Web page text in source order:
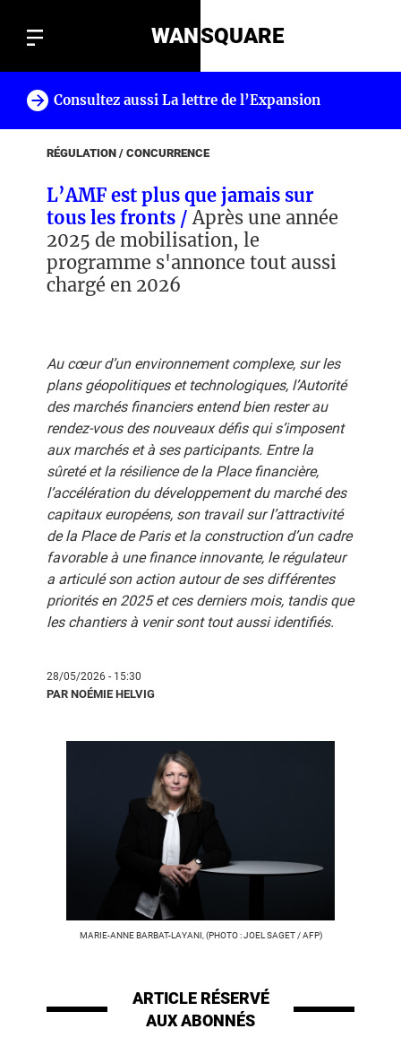
WANSQUARE
Consultez aussi La lettre de l’Expansion
RÉGULATION / CONCURRENCE
L’AMF est plus que jamais sur
tous les fronts /Après une année
2025 de mobilisation, le
programme s'annonce tout aussi
chargé en 2026
Au cœur d’un environnement complexe, sur les
plans géopolitiques et technologiques, l’Autorité
des marchés financiers entend bien rester au
rendez-vous des nouveaux défis qui s’imposent
aux marchés et à ses participants. Entre la
sûreté et la résilience de la Place financière,
l’accélération du développement du marché des
capitaux européens, son travail sur l’attractivité
de la Place de Paris et la construction d’un cadre
favorable à une finance innovante, le régulateur
a articulé son action autour de ses différentes
priorités en 2025 et ces derniers mois, tandis que
les chantiers à venir sont tout aussi identifiés.
28/05/2026 - 15:30
PAR NOÉMIE HELVIG
MARIE-ANNE BARBAT-LAYANI, (PHOTO : JOEL SAGET / AFP)
ARTICLE RÉSERVÉ
AUX ABONNÉS